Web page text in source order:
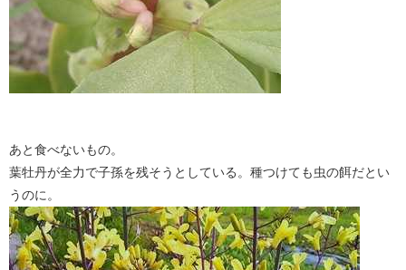
あと食べないもの。
葉牡丹が全力で子孫を残そうとしている。種つけても虫の餌だとい
うのに。